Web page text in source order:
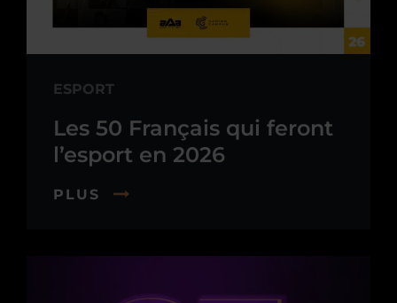
ESPORT
Les 50 Français qui feront
l’esport en 2026
PLUS